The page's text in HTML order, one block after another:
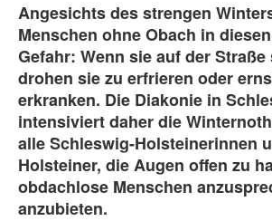
Angesichts des strengen
Menschen ohne Obach in
Gefahr: Wenn sie auf der Straße
drohen sie zu erfrieren oder
erkranken. Die Diakonie in
intensiviert daher die
alle Schleswig-Holsteinerinnen
Holsteiner, die Augen offen zu
obdachlose Menschen
anzubieten.